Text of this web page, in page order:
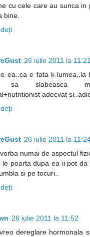
cu cele care au sunca in
bine.
26 iulie 2011 la 11:21
ea..ca e fata k-lumea..la
sa slabeasca
adecvat
26 iulie 2011 la
numai de aspectul
le poarta dupa ea ii pot
si pe tocuri..
26 iulie 2011 la 11:52
dereglare hormonala